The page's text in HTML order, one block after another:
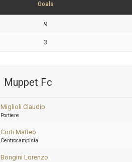
Goals
9
3
Muppet Fc
Miglioli Claudio
Portiere
Corti Matteo
Centrocampista
Bongini Lorenzo